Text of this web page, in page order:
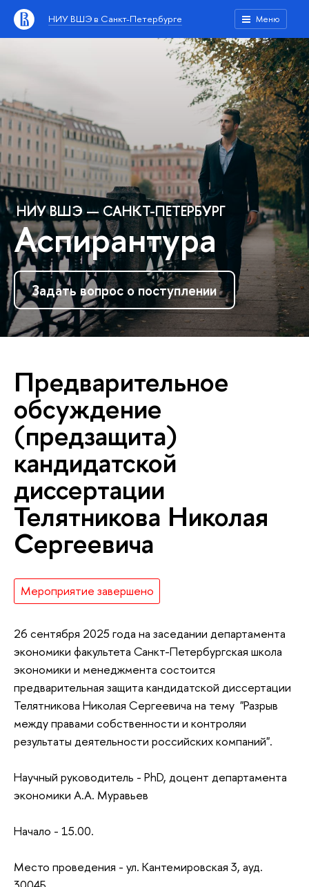
НИУ ВШЭ в Санкт-Петербурге Меню
НИУ ВШЭ — САНКТ-ПЕТЕРБУРГ
Аспирантура
Задать вопрос о поступлении
Предварительное
обсуждение
(предзащита)
кандидатской
диссертации
Телятникова Николая
Сергеевича
Мероприятие завершено
26 сентября 2025 года на заседании департамента
экономики факультета Санкт-Петербургская школа
экономики и менеджмента состоится
предварительная защита кандидатской диссертации
Телятникова Николая Сергеевича на тему "Разрыв
между правами собственности и контроляи
результаты деятельности российских компаний".
Научный руководитель - PhD, доцент департамента
экономики А.А. Муравьев
Начало - 15.00.
Место проведения - ул. Кантемировская 3, ауд.